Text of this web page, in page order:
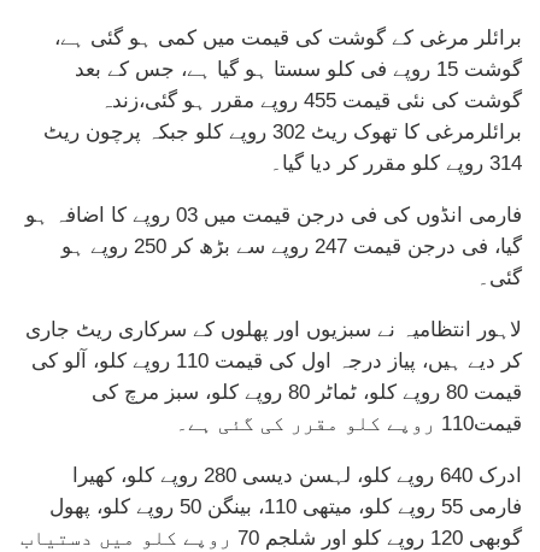
برائلر مرغی کے گوشت کی قیمت میں کمی ہو گئی ہے،
گوشت 15 روپے فی کلو سستا ہو گیا ہے، جس کے بعد
گوشت کی نئی قیمت 455 روپے مقرر ہو گئی،زندہ
برائلرمرغی کا تھوک ریٹ 302 روپے کلو جبکہ پرچون ریٹ
314 روپے کلو مقرر کر دیا گیا۔
فارمی انڈوں کی فی درجن قیمت میں 03 روپے کا اضافہ ہو
گیا، فی درجن قیمت 247 روپے سے بڑھ کر 250 روپے ہو
گئی۔
لاہور انتظامیہ نے سبزیوں اور پھلوں کے سرکاری ریٹ جاری
کر دیے ہیں، پیاز درجہ اول کی قیمت 110 روپے کلو، آلو کی
قیمت 80 روپے کلو، ٹماٹر 80 روپے کلو، سبز مرچ کی
قیمت110 روپے کلو مقرر کی گئی ہے۔
ادرک 640 روپے کلو، لہسن دیسی 280 روپے کلو، کھیرا
فارمی 55 روپے کلو، میتھی 110، بینگن 50 روپے کلو، پھول
گوبھی 120 روپے کلو اور شلجم 70 روپے کلو میں دستیاب